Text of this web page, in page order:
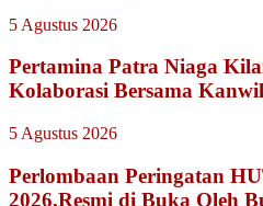
5 Agustus 2026
Pertamina Patra Niaga
Kolaborasi Bersama
5 Agustus 2026
Perlombaan Peringatan
2026,Resmi di Buka Oleh